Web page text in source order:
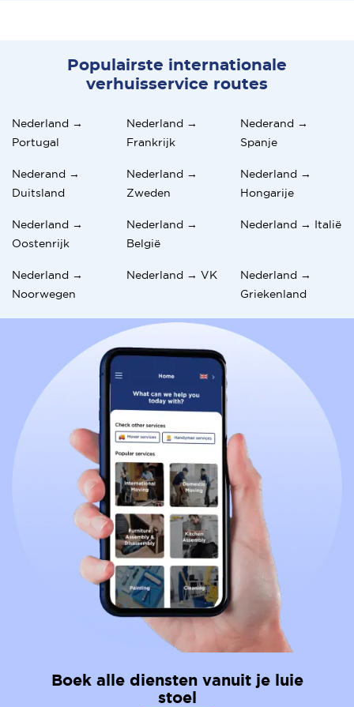
Populairste internationale
verhuisservice routes
Nederland →
Portugal
Nederland →
Frankrijk
Nederand →
Spanje
Nederand →
Duitsland
Nederland →
Zweden
Nederland →
Hongarije
Nederland →
Oostenrijk
Nederland →
België
Nederland → Italië
Nederland →
Noorwegen
Nederland → VK
Nederland →
Griekenland
Boek alle diensten vanuit je luie
stoel